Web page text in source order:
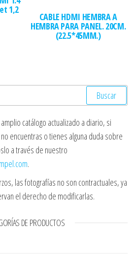
1,2
CABLE HDMI HEMBRA A
HEMBRA PARA PANEL. 20CM.
(22.5*45MM.)
catálogo actualizado a diario, si
encuentras o tienes alguna duda sobre
a través de nuestro
.
las fotografías no son contractuales, ya
el derecho de modificarlas.
DE PRODUCTOS